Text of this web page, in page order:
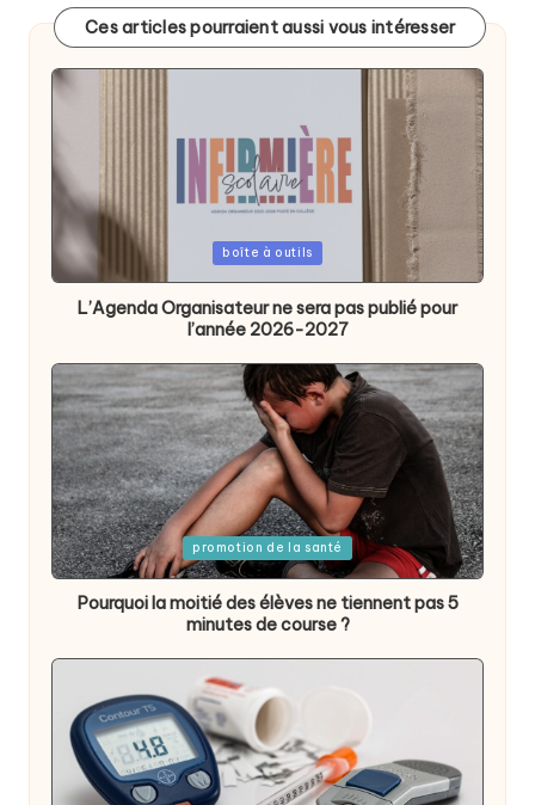
Ces articles pourraient aussi vous intéresser
Posted
in
boîte à outils
L’Agenda Organisateur ne sera pas publié pour
l’année 2026-2027
Posted
in
promotion de la santé
Pourquoi la moitié des élèves ne tiennent pas 5
minutes de course ?